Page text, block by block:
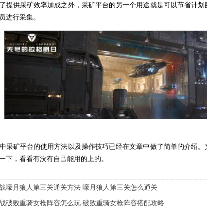
提供采矿效率加成之外，采矿平台的另一个用途就是可以节省计
进行采集。
采矿平台的使用方法以及操作技巧已经在文章中做了简单的介绍
下，看看有没有自己能用的上的。
嚎月狼人第三关通关方法 嚎月狼人第三关怎么通关
破败重骑女枪阵容怎么玩 破败重骑女枪阵容搭配攻略